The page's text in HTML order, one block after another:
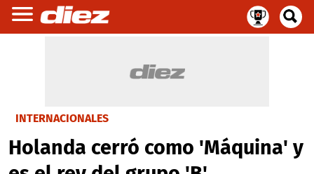
INTERNACIONALES
Holanda cerró como 'Máquina' y